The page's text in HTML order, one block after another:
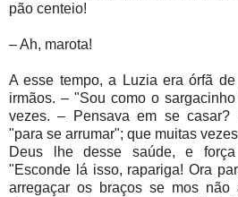
pão centeio!
– Ah, marota!
A esse tempo, a Luzia era órfã
irmãos. – "Sou como o
vezes. – Pensava em se casar?
"para se arrumar"; que muitas
Deus lhe desse saúde, e
"Esconde lá isso, rapariga! Ora
arregaçar os braços se mos não